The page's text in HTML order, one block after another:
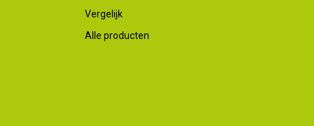
Vergelijk
Alle producten